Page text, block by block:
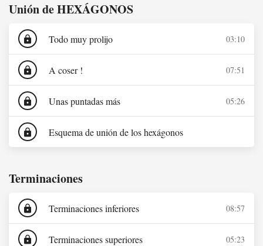
Unión de HEXÁGONOS
lock Todo muy prolijo 03:10
lock A coser ! 07:51
lock Unas puntadas más 05:26
lock Esquema de unión de los hexágonos
Terminaciones
lock Terminaciones inferiores 08:57
lock Terminaciones superiores 05:23